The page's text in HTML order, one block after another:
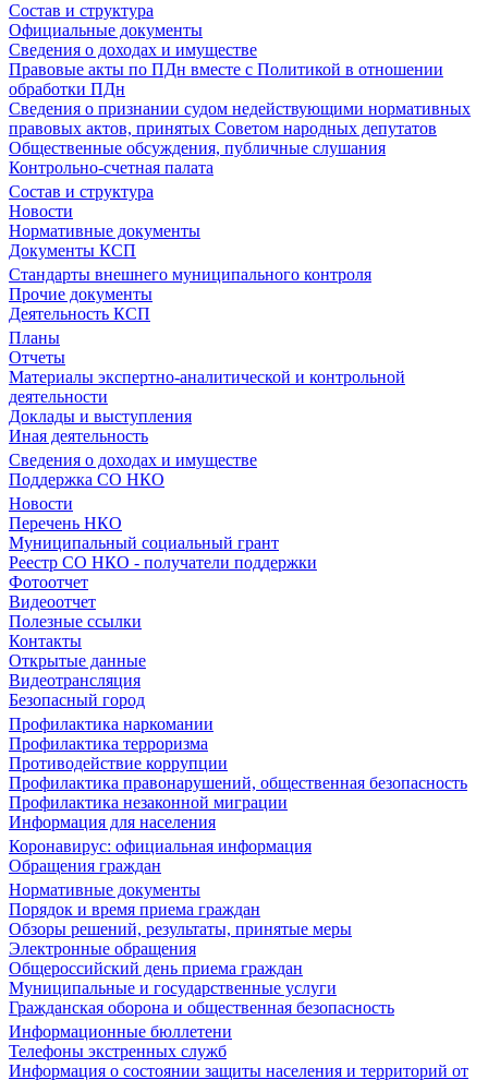
Состав и структура
Официальные документы
Сведения о доходах и имуществе
Правовые акты по ПДн вместе с Политикой в отношении
обработки ПДн
Сведения о признании судом недействующими нормативных
правовых актов, принятых Советом народных депутатов
Общественные обсуждения, публичные слушания
Контрольно-счетная палата
Состав и структура
Новости
Нормативные документы
Документы КСП
Стандарты внешнего муниципального контроля
Прочие документы
Деятельность КСП
Планы
Отчеты
Материалы экспертно-аналитической и контрольной
деятельности
Доклады и выступления
Иная деятельность
Сведения о доходах и имуществе
Поддержка СО НКО
Новости
Перечень НКО
Муниципальный социальный грант
Реестр СО НКО - получатели поддержки
Фотоотчет
Видеоотчет
Полезные ссылки
Контакты
Открытые данные
Видеотрансляция
Безопасный город
Профилактика наркомании
Профилактика терроризма
Противодействие коррупции
Профилактика правонарушений, общественная безопасность
Профилактика незаконной миграции
Информация для населения
Коронавирус: официальная информация
Обращения граждан
Нормативные документы
Порядок и время приема граждан
Обзоры решений, результаты, принятые меры
Электронные обращения
Общероссийский день приема граждан
Муниципальные и государственные услуги
Гражданская оборона и общественная безопасность
Информационные бюллетени
Телефоны экстренных служб
Информация о состоянии защиты населения и территорий от